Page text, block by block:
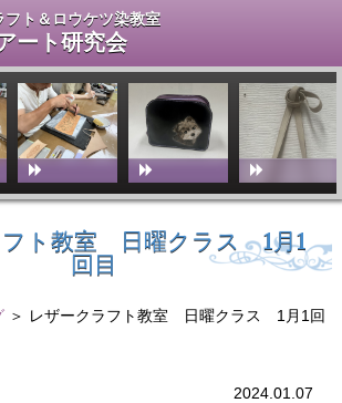
フト＆ロウケツ染教室
ート研究会
フト教室 日曜クラス 1月1
回目
＞ レザークラフト教室 日曜クラス 1月1回
2024.01.07